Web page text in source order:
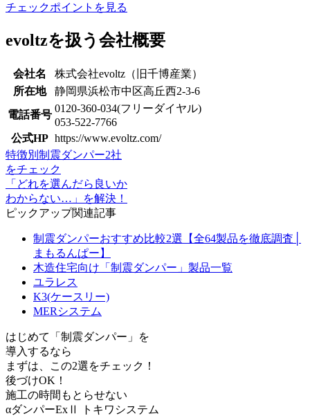
チェックポイントを見る
evoltzを扱う会社概要
会社名
株式会社evoltz（旧千博産業）
所在地
静岡県浜松市中区高丘西2-3-6
電話番号
0120-360-034(フリーダイヤル)
053-522-7766
公式HP https://www.evoltz.com/
特徴別制震ダンパー2社
をチェック
「どれを選んだら良いか
わからない…」を解決！
ピックアップ関連記事
制震ダンパーおすすめ比較2選【全64製品を徹底調査│
まもるんぱー】
木造住宅向け「制震ダンパー」製品一覧
ユラレス
K3(ケースリー)
MERシステム
はじめて「制震ダンパー」を
導入するなら
まずは、この2選をチェック！
後づけOK！
施工の時間もとらせない
αダンパーExⅡ
トキワシステム